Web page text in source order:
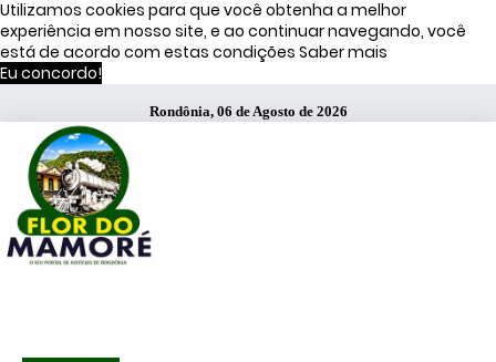
Utilizamos cookies para que você obtenha a melhor
experiência em nosso site, e ao continuar navegando, você
está de acordo com estas condições Saber mais
Eu concordo!
Rondônia, 06 de Agosto de 2026